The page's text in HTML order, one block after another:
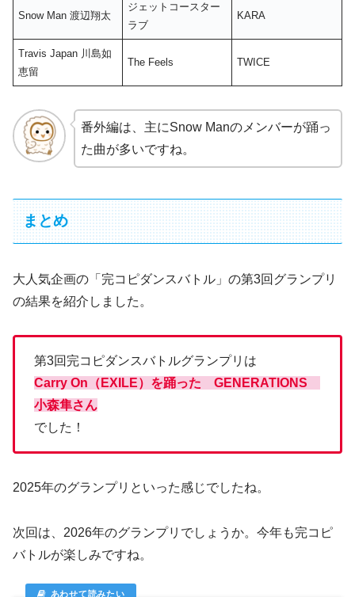
Snow Man 渡辺翔太
ジェットコースター
ラブ
KARA
Travis Japan 川島如
恵留
The Feels TWICE
番外編は、主にSnow Manのメンバーが踊っ
た曲が多いですね。
まとめ
大人気企画の「完コピダンスバトル」の第3回グランプリ
の結果を紹介しました。
第3回完コピダンスバトルグランプリは
Carry On（EXILE）を踊った GENERATIONS
小森隼さん
でした！
2025年のグランプリといった感じでしたね。
次回は、2026年のグランプリでしょうか。今年も完コピ
バトルが楽しみですね。